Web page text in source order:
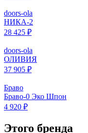
doors-ola
НИКА-2
28 425 ₽
doors-ola
ОЛИВИЯ
37 905 ₽
Браво
Браво-0 Эко Шпон
4 920 ₽
Этого бренда